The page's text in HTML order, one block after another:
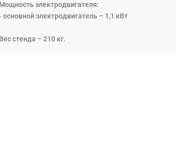
Мощность электродвигателя:
основной электродвигатель – 1,1 кВт
Вес стенда – 210 кг.